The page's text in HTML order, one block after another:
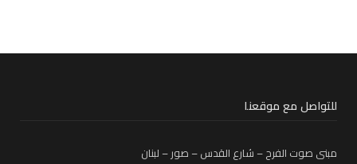
للتواصل مع موقعنا
مبنى صوت الفرح – شارع القدس – صور – لبنان